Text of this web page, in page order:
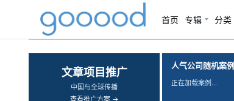
首页 专辑 分类
‹ ›
文章项目推广
中国与全球传播
查看推广方案 →
人气公司随机案例
正在加载案例…